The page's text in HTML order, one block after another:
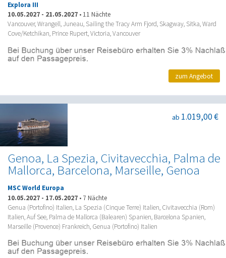
Explora III
10.05.2027 - 21.05.2027 • 11 Nächte
Vancouver, Wrangell, Juneau, Sailing the Tracy Arm Fjord, Skagway, Sitka, Ward
Cove/Ketchikan, Prince Rupert, Victoria, Vancouver
zum Angebot
Genoa, La Spezia, Civitavecchia, Palma de
Mallorca, Barcelona, Marseille, Genoa
ab 1.019,00 €
MSC World Europa
10.05.2027 - 17.05.2027 • 7 Nächte
Genua (Portofino) Italien, La Spezia (Cinque Terre) Italien, Civitavecchia (Rom)
Italien, Auf See, Palma de Mallorca (Balearen) Spanien, Barcelona Spanien,
Marseille (Provence) Frankreich, Genua (Portofino) Italien